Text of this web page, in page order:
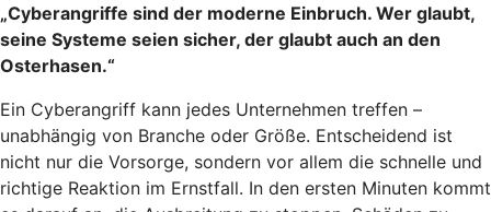
„Cyberangriffe sind der moderne Einbruch. Wer glaubt,
seine Systeme seien sicher, der glaubt auch an den
Osterhasen.“
Ein Cyberangriff kann jedes Unternehmen treffen –
unabhängig von Branche oder Größe. Entscheidend ist
nicht nur die Vorsorge, sondern vor allem die schnelle und
richtige Reaktion im Ernstfall. In den ersten Minuten kommt